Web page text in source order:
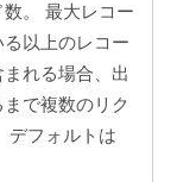
。 最大レコー
以上のレコー
れる場合、出
で複数のリク
デフォルトは